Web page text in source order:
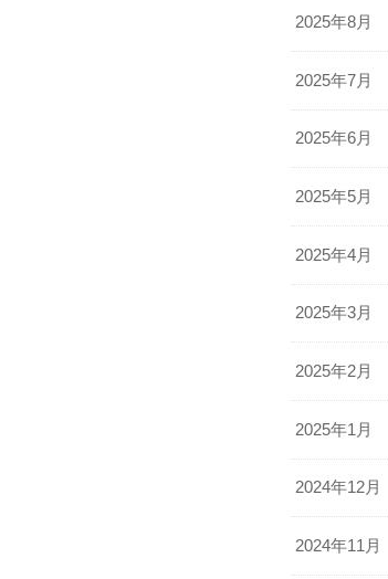
2025年8月
2025年7月
2025年6月
2025年5月
2025年4月
2025年3月
2025年2月
2025年1月
2024年12月
2024年11月